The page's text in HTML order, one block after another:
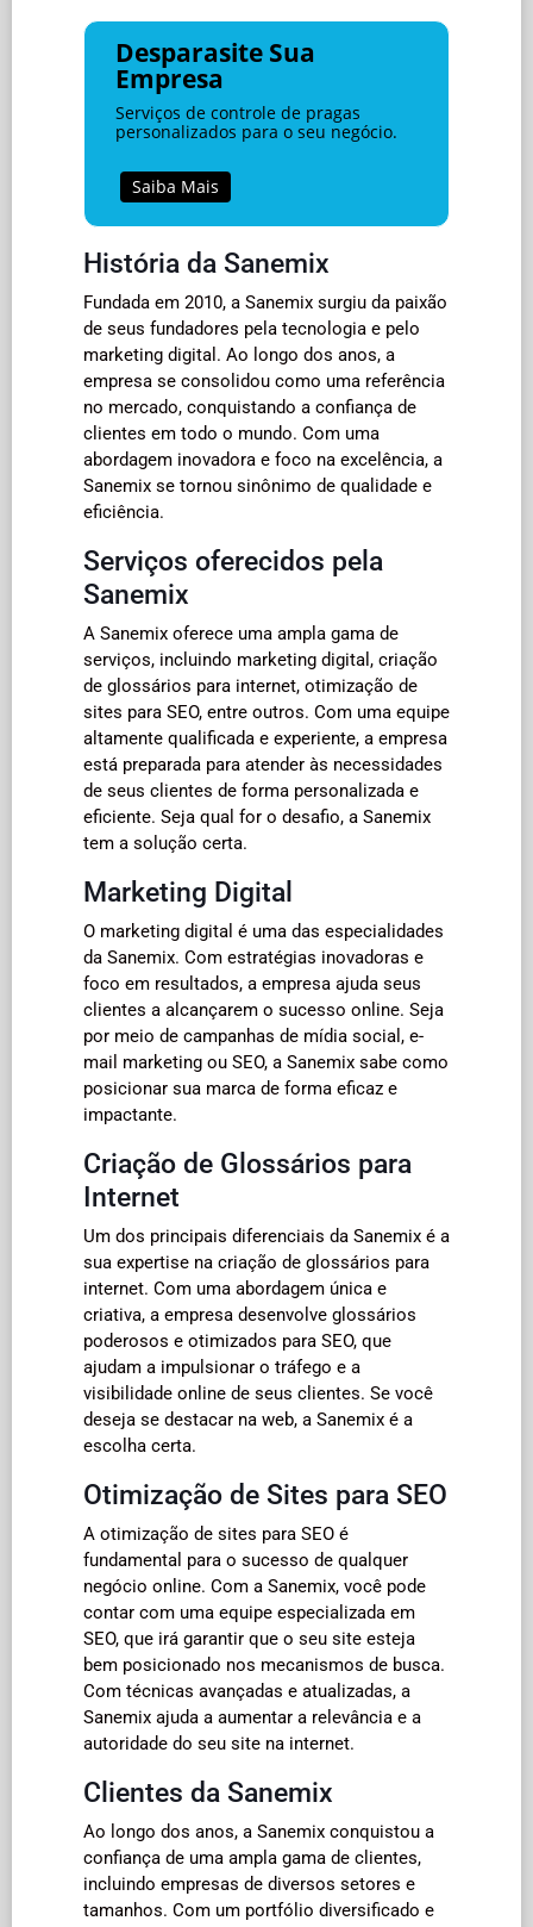
Desparasite Sua
Empresa
Serviços de controle de pragas
personalizados para o seu negócio.
Saiba Mais
História da Sanemix
Fundada em 2010, a Sanemix surgiu da paixão
de seus fundadores pela tecnologia e pelo
marketing digital. Ao longo dos anos, a
empresa se consolidou como uma referência
no mercado, conquistando a confiança de
clientes em todo o mundo. Com uma
abordagem inovadora e foco na excelência, a
Sanemix se tornou sinônimo de qualidade e
eficiência.
Serviços oferecidos pela
Sanemix
A Sanemix oferece uma ampla gama de
serviços, incluindo marketing digital, criação
de glossários para internet, otimização de
sites para SEO, entre outros. Com uma equipe
altamente qualificada e experiente, a empresa
está preparada para atender às necessidades
de seus clientes de forma personalizada e
eficiente. Seja qual for o desafio, a Sanemix
tem a solução certa.
Marketing Digital
O marketing digital é uma das especialidades
da Sanemix. Com estratégias inovadoras e
foco em resultados, a empresa ajuda seus
clientes a alcançarem o sucesso online. Seja
por meio de campanhas de mídia social, e-
mail marketing ou SEO, a Sanemix sabe como
posicionar sua marca de forma eficaz e
impactante.
Criação de Glossários para
Internet
Um dos principais diferenciais da Sanemix é a
sua expertise na criação de glossários para
internet. Com uma abordagem única e
criativa, a empresa desenvolve glossários
poderosos e otimizados para SEO, que
ajudam a impulsionar o tráfego e a
visibilidade online de seus clientes. Se você
deseja se destacar na web, a Sanemix é a
escolha certa.
Otimização de Sites para SEO
A otimização de sites para SEO é
fundamental para o sucesso de qualquer
negócio online. Com a Sanemix, você pode
contar com uma equipe especializada em
SEO, que irá garantir que o seu site esteja
bem posicionado nos mecanismos de busca.
Com técnicas avançadas e atualizadas, a
Sanemix ajuda a aumentar a relevância e a
autoridade do seu site na internet.
Clientes da Sanemix
Ao longo dos anos, a Sanemix conquistou a
confiança de uma ampla gama de clientes,
incluindo empresas de diversos setores e
tamanhos. Com um portfólio diversificado e